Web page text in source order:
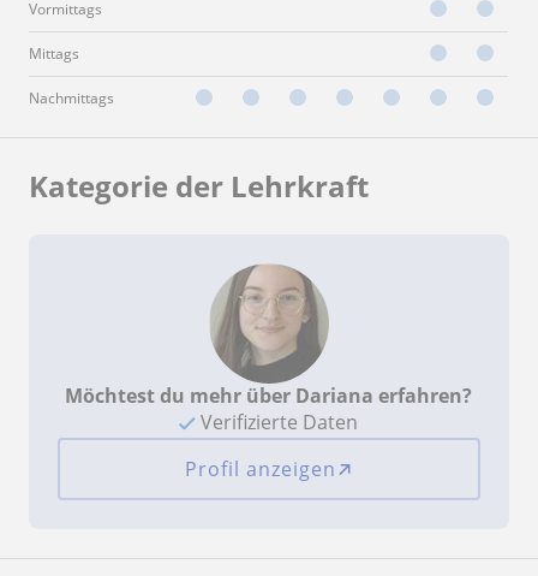
Vormittags
Mittags
Nachmittags
Kategorie der Lehrkraft
Möchtest du mehr über Dariana erfahren?
Verifizierte Daten
Profil anzeigen